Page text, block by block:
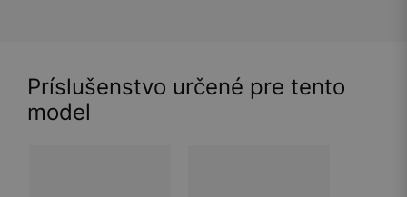
Príslušenstvo určené pre tento
model